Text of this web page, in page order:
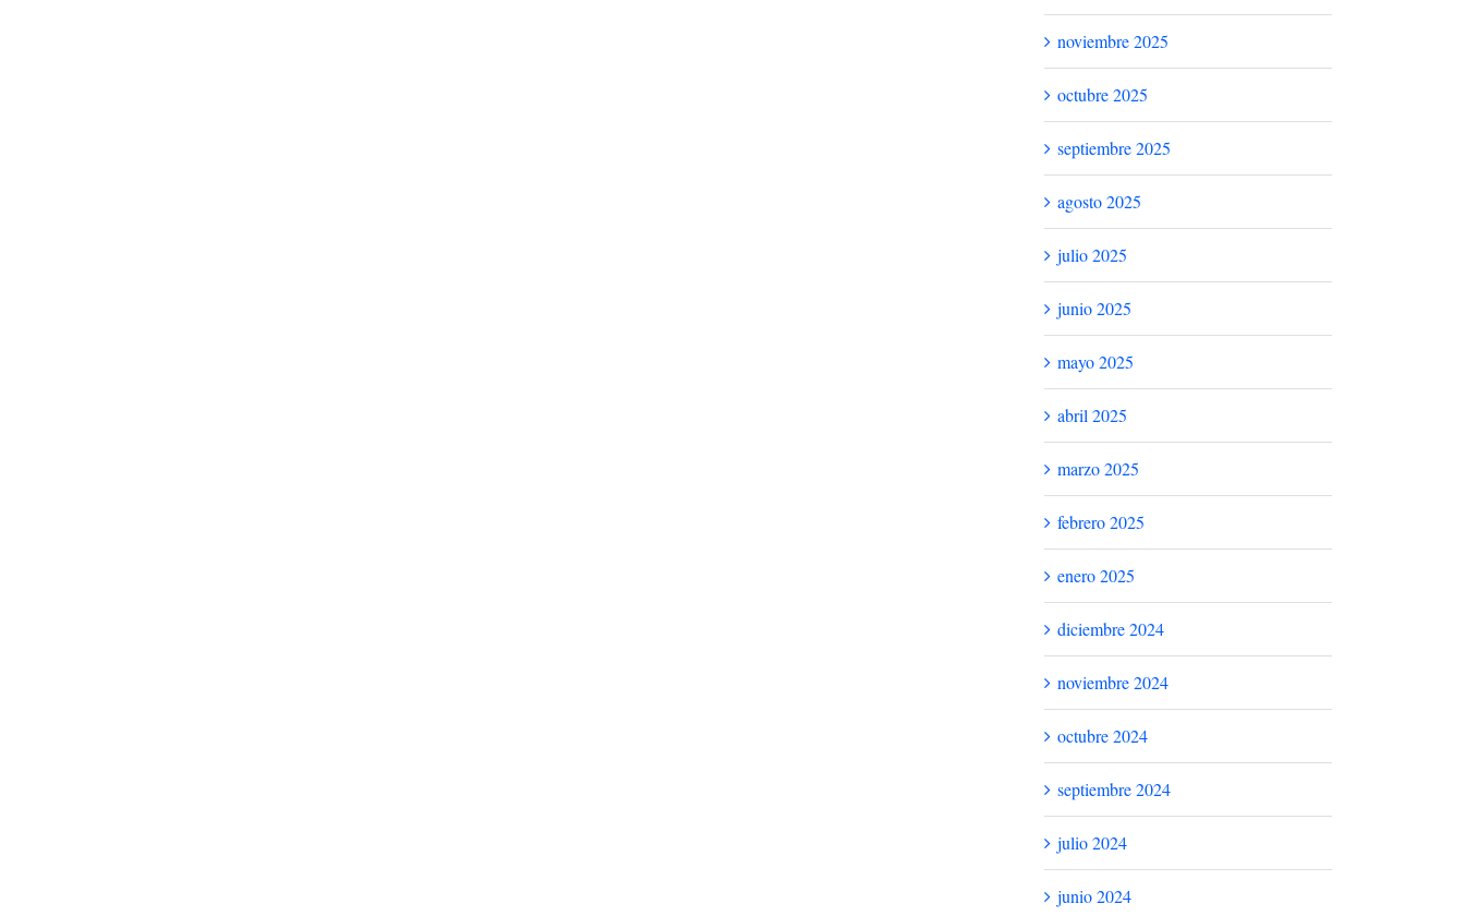
noviembre 2025
octubre 2025
septiembre 2025
agosto 2025
julio 2025
junio 2025
mayo 2025
abril 2025
marzo 2025
febrero 2025
enero 2025
diciembre 2024
noviembre 2024
octubre 2024
septiembre 2024
julio 2024
junio 2024